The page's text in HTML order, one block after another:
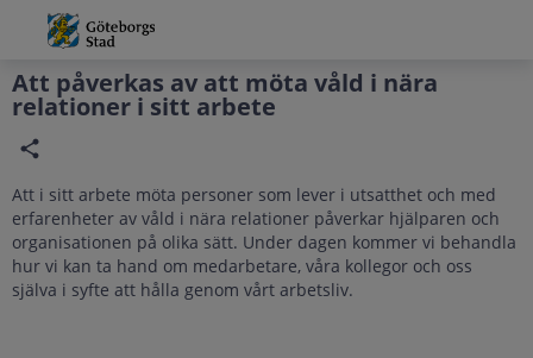
Grade
Portal
Att påverkas av att möta våld i nära
relationer i sitt arbete
Att i sitt arbete möta personer som lever i utsatthet och med
erfarenheter av våld i nära relationer påverkar hjälparen och
organisationen på olika sätt. Under dagen kommer vi behandla
hur vi kan ta hand om medarbetare, våra kollegor och oss
själva i syfte att hålla genom vårt arbetsliv.